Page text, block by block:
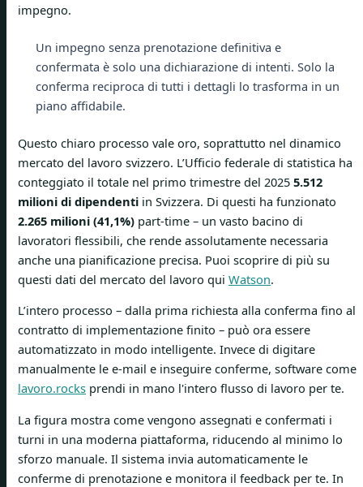
impegno.
Un impegno senza prenotazione definitiva e
confermata è solo una dichiarazione di intenti. Solo la
conferma reciproca di tutti i dettagli lo trasforma in un
piano affidabile.
Questo chiaro processo vale oro, soprattutto nel dinamico
mercato del lavoro svizzero. L’Ufficio federale di statistica ha
conteggiato il totale nel primo trimestre del 2025 5.512
milioni di dipendenti in Svizzera. Di questi ha funzionato
2.265 milioni (41,1%) part-time – un vasto bacino di
lavoratori flessibili, che rende assolutamente necessaria
anche una pianificazione precisa. Puoi scoprire di più su
questi dati del mercato del lavoro qui Watson.
L’intero processo – dalla prima richiesta alla conferma fino al
contratto di implementazione finito – può ora essere
automatizzato in modo intelligente. Invece di digitare
manualmente le e-mail e inseguire conferme, software come
lavoro.rocks prendi in mano l'intero flusso di lavoro per te.
La figura mostra come vengono assegnati e confermati i
turni in una moderna piattaforma, riducendo al minimo lo
sforzo manuale. Il sistema invia automaticamente le
conferme di prenotazione e monitora il feedback per te. In